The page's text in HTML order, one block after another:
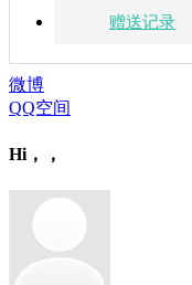
赠送记录
微博
QQ空间
Hi，，